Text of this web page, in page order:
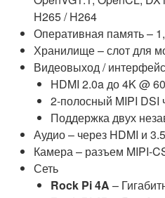
H265 / H264
Оперативная память –
Хранилище – слот для
Видеовыход /
HDMI 2.0a до 4K @
2-полосный MIPI DSI
Поддержка двух
Аудио – через HDMI и
Камера – разъем MIPI-
Сеть
Rock Pi 4A –